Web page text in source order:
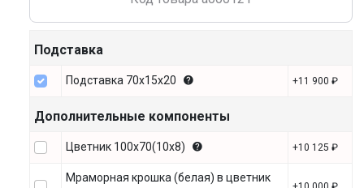
Подставка
Подставка 70х15х20 +11 900 ₽
Дополнительные компоненты
Цветник 100х70(10х8) +10 125 ₽
Мраморная крошка (белая) в цветник